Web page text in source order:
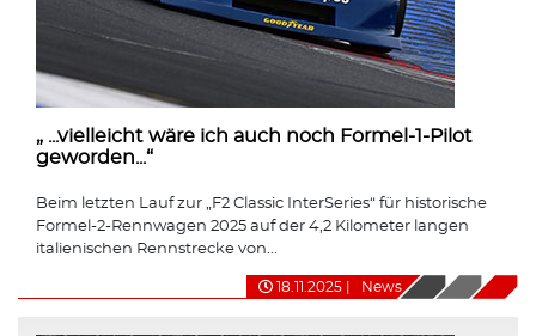
„ ...vielleicht wäre ich auch noch Formel-1-Pilot
geworden...“
Beim letzten Lauf zur „F2 Classic InterSeries“ für historische
Formel-2-Rennwagen 2025 auf der 4,2 Kilometer langen
italienischen Rennstrecke von...
18.11.2025 News